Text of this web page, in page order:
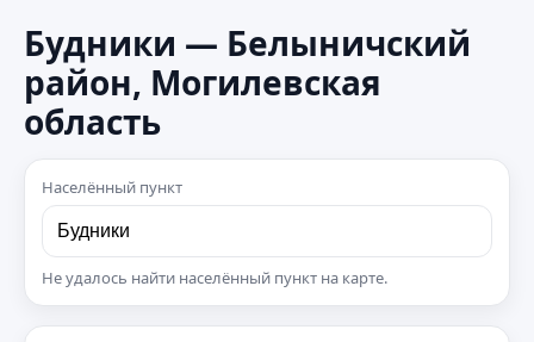
Будники — Белыничский
район, Могилевская
область
Населённый пункт
Не удалось найти населённый пункт на карте.